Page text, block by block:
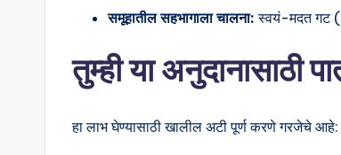
समूहातील सहभागाला चालना: स्वयं-मदत गट
तुम्ही या अनुदानासाठी
हा लाभ घेण्यासाठी खालील अटी पूर्ण करणे गरजेचे आहे: